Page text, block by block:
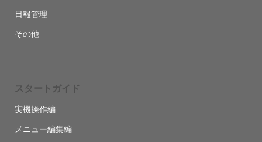
日報管理
その他
スタートガイド
実機操作編
メニュー編集編